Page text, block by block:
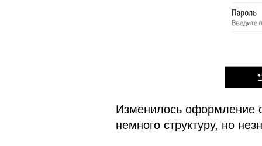
Изменилось оформление
немного структуру, но